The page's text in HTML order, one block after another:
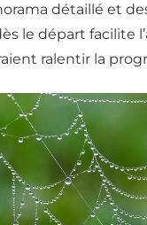
détaillé et
le départ facilite
ralentir la